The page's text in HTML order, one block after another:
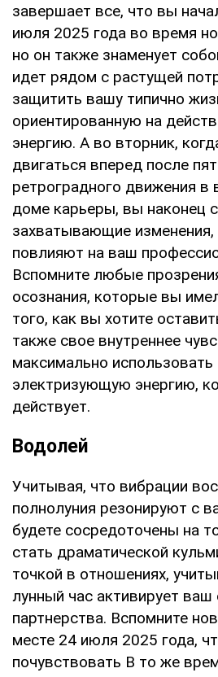
завершает все, что вы
июля 2025 года во время
но он также знаменует
идет рядом с растущей
защитить вашу типично
ориентированную на
энергию. А во вторник,
двигаться вперед после
ретроградного движения
доме карьеры, вы наконец
захватывающие
повлияют на ваш
Вспомните любые
осознания, которые вы
того, как вы хотите
также свое внутреннее
максимально
электризующую энергию,
действует.
Водолей
Учитывая, что вибрации
полнолуния резонируют с
будете сосредоточены на
стать драматической
точкой в отношениях,
лунный час активирует
партнерства. Вспомните
месте 24 июля 2025 года,
почувствовать В то же